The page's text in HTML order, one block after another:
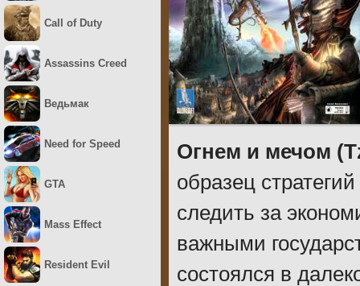
Огнем и мечом
образец
следить за
важными
состоялся в
Call of Duty
Assassins Creed
Ведьмак
Need for Speed
GTA
Mass Effect
Resident Evil